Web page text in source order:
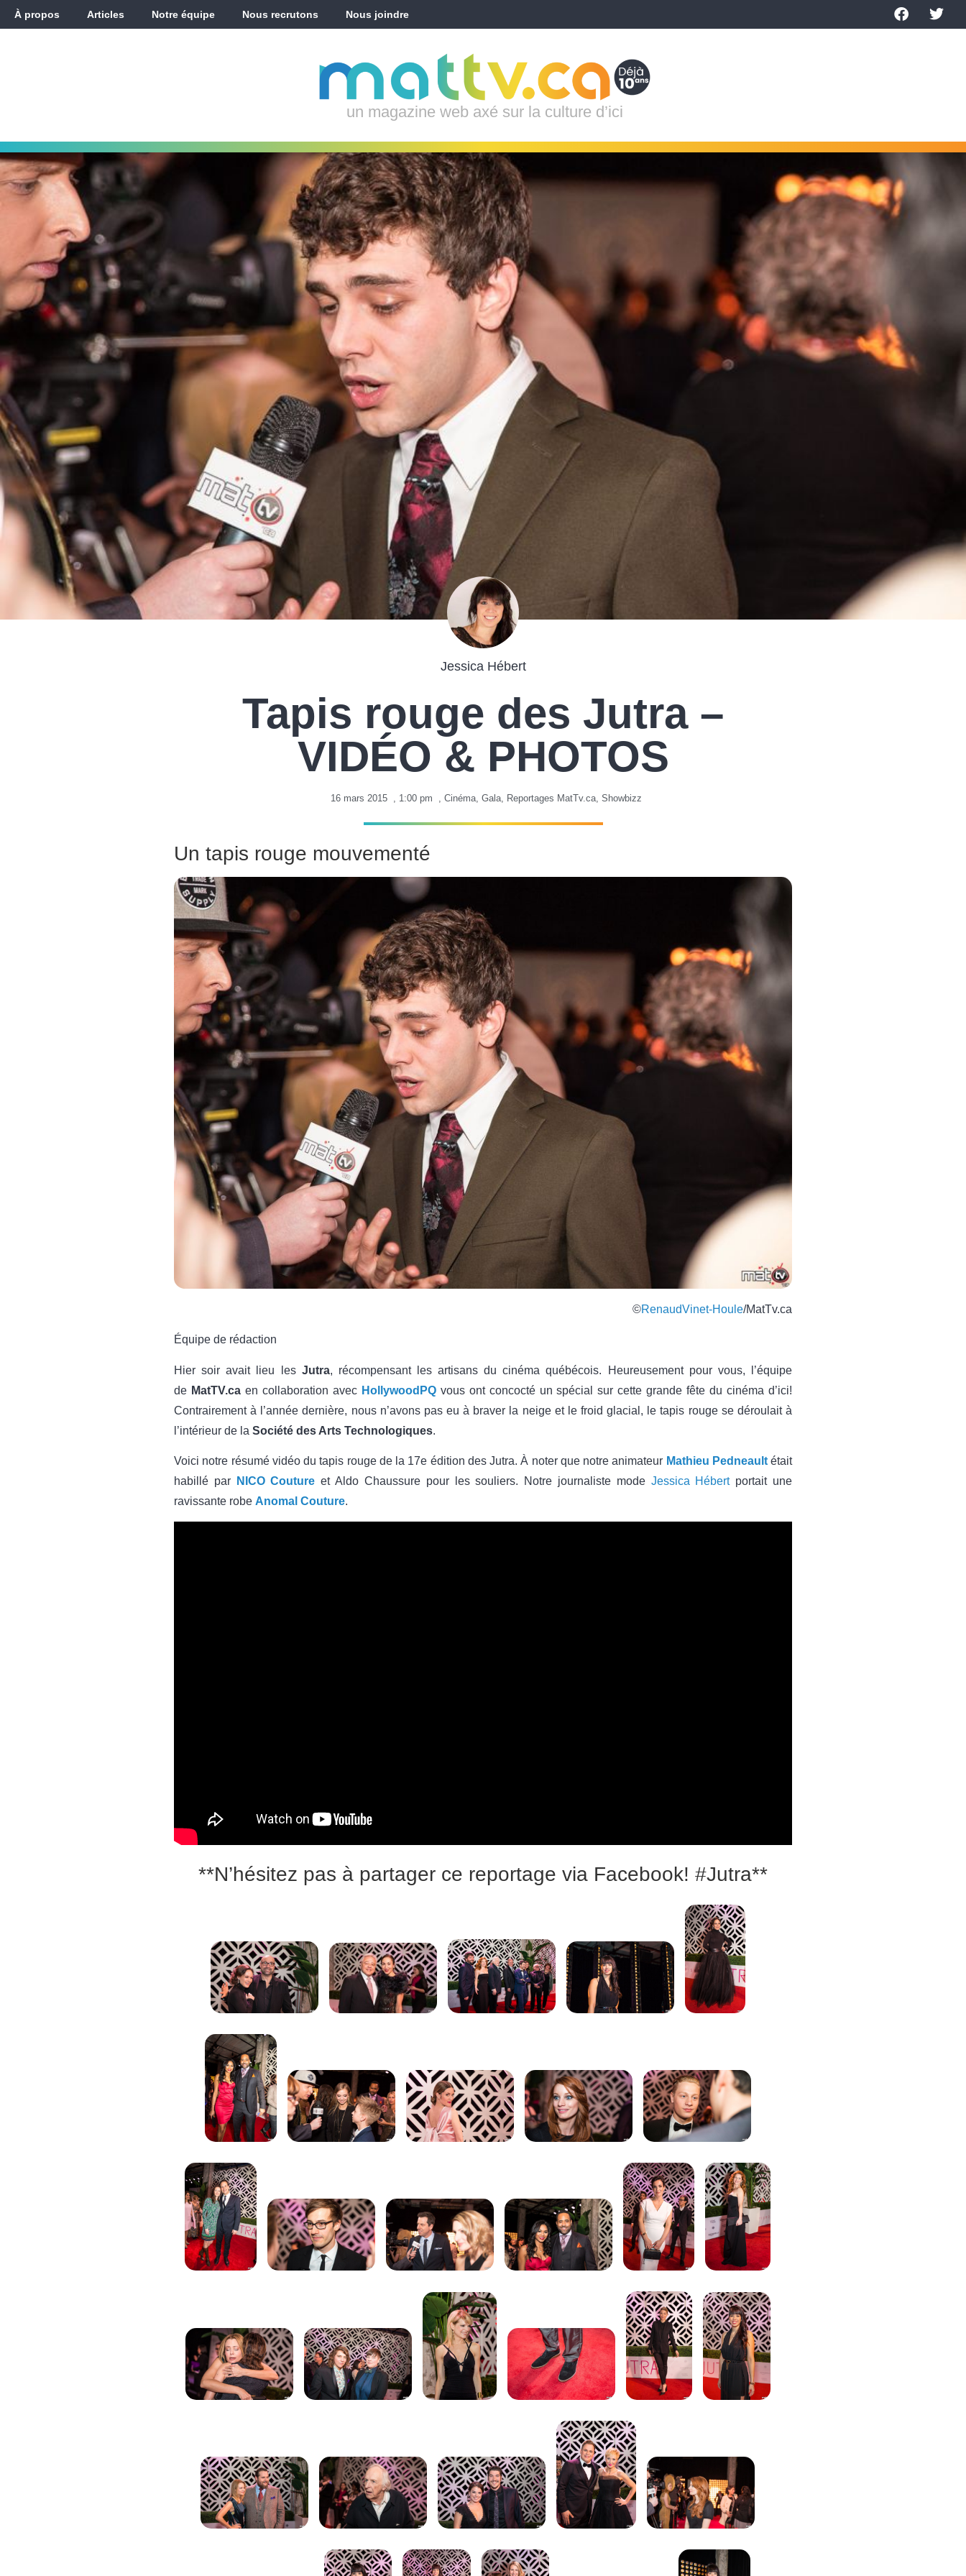
À propos Articles Notre équipe Nous recrutons Nous joindre
un magazine web axé sur la culture d’ici
Jessica Hébert
Tapis rouge des Jutra –
VIDÉO & PHOTOS
16 mars 2015 , 1:00 pm , Cinéma, Gala, Reportages MatTv.ca, Showbizz
Un tapis rouge mouvementé
©RenaudVinet-Houle/MatTv.ca
Équipe de rédaction
Hier soir avait lieu les Jutra, récompensant les artisans du cinéma québécois. Heureusement pour vous, l’équipe
de MatTV.ca en collaboration avec HollywoodPQvous ont concocté un spécial sur cette grande fête du cinéma d’ici!
Contrairement à l’année dernière, nous n’avons pas eu à braver la neige et le froid glacial, le tapis rouge se déroulait à
l’intérieur de la Société des Arts Technologiques.
Voici notre résumé vidéo du tapis rouge de la 17e édition des Jutra. À noter que notre animateur Mathieu Pedneaultétait
habillé par
NICO Couture et Aldo Chaussure pour les souliers. Notre journaliste mode Jessica Hébertportait une
ravissante robe Anomal Couture.
**N’hésitez pas à partager ce reportage via Facebook! #Jutra**